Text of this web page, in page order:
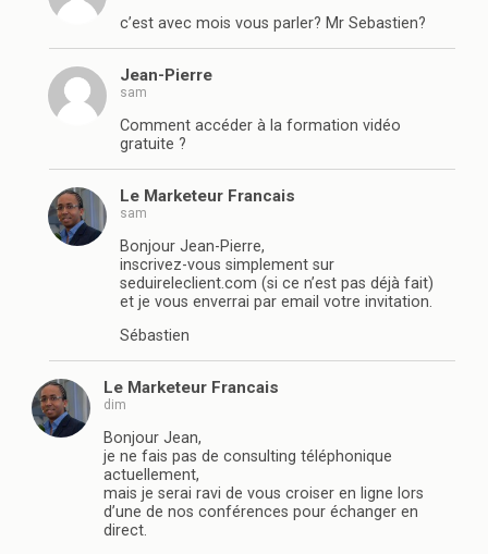
c’est avec mois vous parler? Mr Sebastien?
Jean-Pierre
sam
Comment accéder à la formation vidéo
gratuite ?
Le Marketeur Francais
sam
Bonjour Jean-Pierre,
inscrivez-vous simplement sur
seduireleclient.com (si ce n’est pas déjà fait)
et je vous enverrai par email votre invitation.
Sébastien
Le Marketeur Francais
dim
Bonjour Jean,
je ne fais pas de consulting téléphonique
actuellement,
mais je serai ravi de vous croiser en ligne lors
d’une de nos conférences pour échanger en
direct.